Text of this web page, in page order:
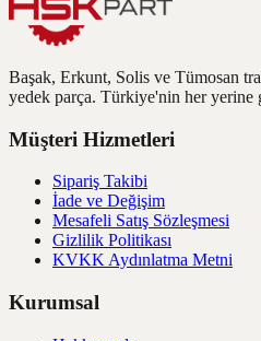
Başak, Erkunt, Solis ve Tümosan
yedek parça. Türkiye'nin her yerine
Müşteri Hizmetleri
Sipariş Takibi
İade ve Değişim
Mesafeli Satış Sözleşmesi
Gizlilik Politikası
KVKK Aydınlatma Metni
Kurumsal